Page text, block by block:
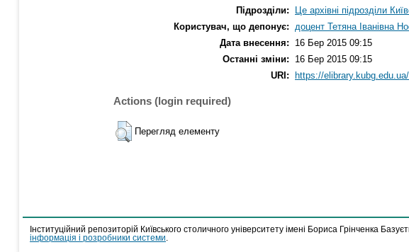
Підрозділи:
Це архівні підрозділи
Користувач, що депонує:
доцент Тетяна Іванівна
Дата внесення:
16 Бер 2015 09:15
Останні зміни:
16 Бер 2015 09:15
URI:
https://
Actions (login required)
Перегляд елементу
Інституційний репозиторій Київського столичного університету імені Бориса Грінченка
інформація і розробники системи